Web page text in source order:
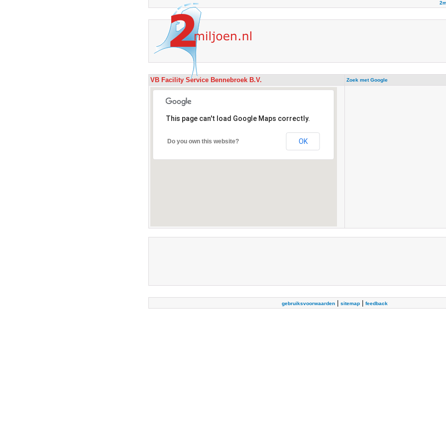
VB Facility Service Bennebroek B.V. Zoek met Google
This page can't load Google Maps correctly.
Do you own this website? OK
gebruiksvoorwaarden| sitemap| feedback